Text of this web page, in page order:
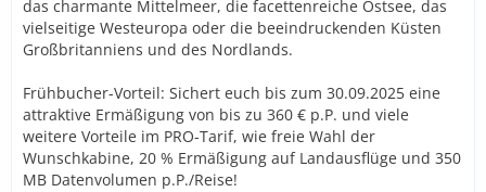
das charmante Mittelmeer, die facettenreiche Ostsee, das
vielseitige Westeuropa oder die beeindruckenden Küsten
Großbritanniens und des Nordlands.
Frühbucher-Vorteil: Sichert euch bis zum 30.09.2025 eine
attraktive Ermäßigung von bis zu 360 € p.P. und viele
weitere Vorteile im PRO-Tarif, wie freie Wahl der
Wunschkabine, 20 % Ermäßigung auf Landausflüge und 350
MB Datenvolumen p.P./Reise!